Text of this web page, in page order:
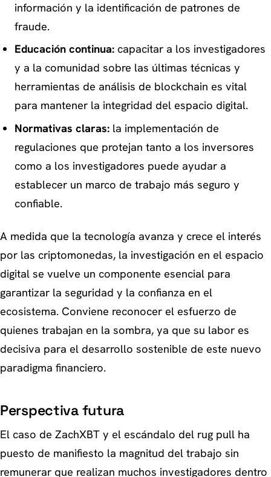
información y la identificación de patrones de
fraude.
Educación continua:capacitar a los investigadores
y a la comunidad sobre las últimas técnicas y
herramientas de análisis de blockchain es vital
para mantener la integridad del espacio digital.
Normativas claras:la implementación de
regulaciones que protejan tanto a los inversores
como a los investigadores puede ayudar a
establecer un marco de trabajo más seguro y
confiable.
A medida que la tecnología avanza y crece el interés
por las criptomonedas, la investigación en el espacio
digital se vuelve un componente esencial para
garantizar la seguridad y la confianza en el
ecosistema. Conviene reconocer el esfuerzo de
quienes trabajan en la sombra, ya que su labor es
decisiva para el desarrollo sostenible de este nuevo
paradigma financiero.
Perspectiva futura
El caso de ZachXBT y el escándalo del rug pull ha
puesto de manifiesto la magnitud del trabajo sin
remunerar que realizan muchos investigadores dentro